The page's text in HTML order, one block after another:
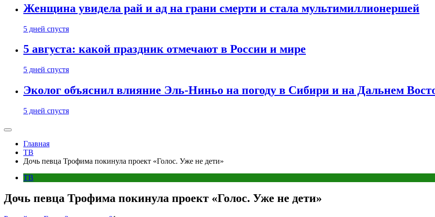
Женщина увидела рай и ад на грани смерти и стала мультимиллионершей
5 дней спустя
5 августа: какой праздник отмечают в России и мире
5 дней спустя
Эколог объяснил влияние Эль-Ниньо на погоду в Сибири и на Дальнем
5 дней спустя
Главная
ТВ
Дочь певца Трофима покинула проект «Голос. Уже не дети»
ТВ
Дочь певца Трофима покинула проект «Голос. Уже не дети»